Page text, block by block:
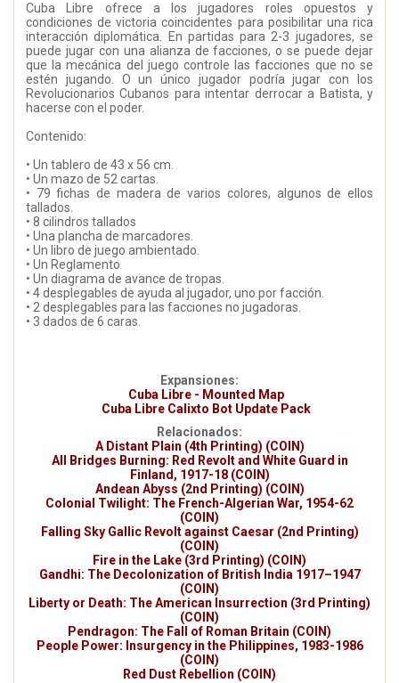
Cuba Libre ofrece a los jugadores roles opuestos y
condiciones de victoria coincidentes para posibilitar una rica
interacción diplomática. En partidas para 2-3 jugadores, se
puede jugar con una alianza de facciones, o se puede dejar
que la mecánica del juego controle las facciones que no se
estén jugando. O un único jugador podría jugar con los
Revolucionarios Cubanos para intentar derrocar a Batista, y
hacerse con el poder.
Contenido:
• Un tablero de 43 x 56 cm.
• Un mazo de 52 cartas.
• 79 fichas de madera de varios colores, algunos de ellos
tallados.
• 8 cilindros tallados
• Una plancha de marcadores.
• Un libro de juego ambientado.
• Un Reglamento
• Un diagrama de avance de tropas.
• 4 desplegables de ayuda al jugador, uno por facción.
• 2 desplegables para las facciones no jugadoras.
• 3 dados de 6 caras.
Expansiones:
Cuba Libre - Mounted Map
Cuba Libre Calixto Bot Update Pack
Relacionados:
A Distant Plain (4th Printing) (COIN)
All Bridges Burning: Red Revolt and White Guard in
Finland, 1917-18 (COIN)
Andean Abyss (2nd Printing) (COIN)
Colonial Twilight: The French-Algerian War, 1954-62
(COIN)
Falling Sky Gallic Revolt against Caesar (2nd Printing)
(COIN)
Fire in the Lake (3rd Printing) (COIN)
Gandhi: The Decolonization of British India 1917–1947
(COIN)
Liberty or Death: The American Insurrection (3rd Printing)
(COIN)
Pendragon: The Fall of Roman Britain (COIN)
People Power: Insurgency in the Philippines, 1983-1986
(COIN)
Red Dust Rebellion (COIN)